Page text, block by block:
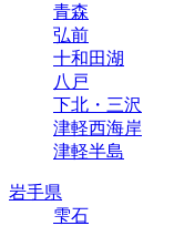
青森
弘前
十和田湖
八戸
下北・三沢
津軽西海岸
津軽半島
岩手県
雫石